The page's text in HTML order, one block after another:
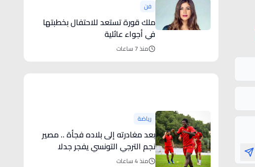
فن
ملك قورة تستعد للاحتفال بخطبتها
في أجواء عائلية
منذ 7 ساعات
رياضة
بعد مغادرته إلى بلاده فجأة .. مصير
نجم الترجي التونسي يفجر جدلا
منذ 4 ساعات